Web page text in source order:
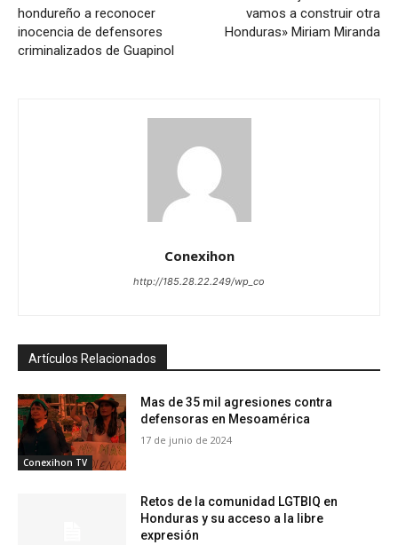
hondureño a reconocer
inocencia de defensores
criminalizados de Guapinol
vamos a construir otra
Honduras» Miriam Miranda
Conexihon
http://185.28.22.249/wp_co
Artículos Relacionados
Conexihon TV
Mas de 35 mil agresiones contra
defensoras en Mesoamérica
17 de junio de 2024
Retos de la comunidad LGTBIQ en
Honduras y su acceso a la libre
expresión